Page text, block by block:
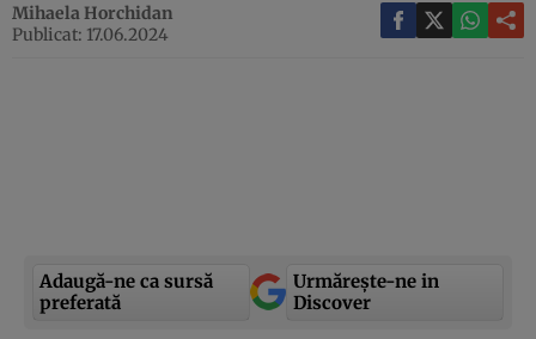
Mihaela Horchidan
Publicat: 17.06.2024
Adaugă-ne ca sursă
preferată
Urmărește-ne in
Discover